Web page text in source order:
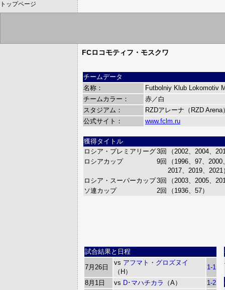
トップページ
FCロコモティフ・モスクワ
チームデータ
名称：
Futbolniy Klub Lokomotiv
チームカラー：
赤／白
スタジアム：
RZDアレーナ（RZD
公式サイト：
www.fclm.ru
獲得タイトル
ロシア・プレミアリーグ3回
（2002、2004、
ロシアカップ
9回
（1996、97、
2017、2019、2021
ロシア・スーパーカップ3回
（2003、2005、
ソ連カップ
2回 （1936、57）
試合結果と日程
7月26日
vs アフマト・グロズヌイ
（H）
1-1
8月1日 vs D･マハチカラ （A）
1-2